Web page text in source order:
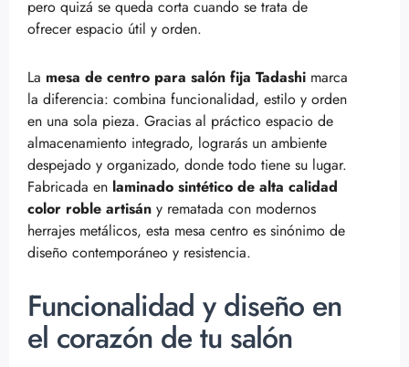
pero quizá se queda corta cuando se trata de
ofrecer espacio útil y orden.
La mesa de centro para salón fija Tadashi marca
la diferencia: combina funcionalidad, estilo y orden
en una sola pieza. Gracias al práctico espacio de
almacenamiento integrado, lograrás un ambiente
despejado y organizado, donde todo tiene su lugar.
Fabricada en laminado sintético de alta calidad
color roble artisán y rematada con modernos
herrajes metálicos, esta mesa centro es sinónimo de
diseño contemporáneo y resistencia.
Funcionalidad y diseño en
el corazón de tu salón